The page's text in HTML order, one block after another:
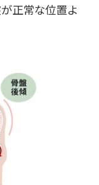
正常な位置よ